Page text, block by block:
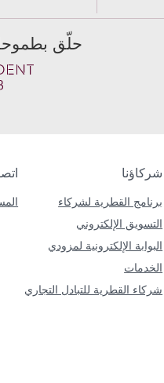
حلّق
شركاؤنا
برنامج القطرية لشركاء
التسويق الإلكتروني
البوابة الإلكترونية لمزودي
الخدمات
شركاء القطرية للتبادل التجاري